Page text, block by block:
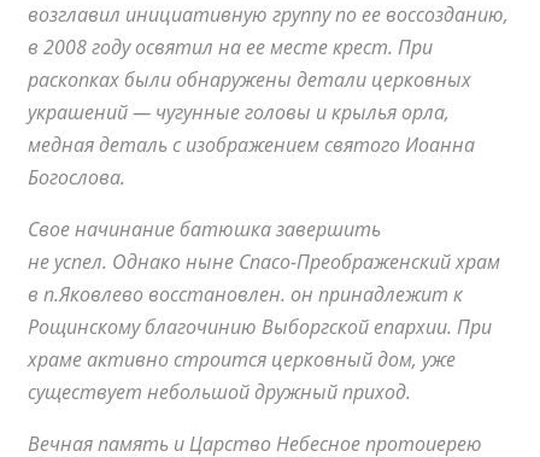
возглавил инициативную группу по ее воссозданию,
в 2008 году освятил на ее месте крест. При
раскопках были обнаружены детали церковных
украшений — чугунные головы и крылья орла,
медная деталь с изображением святого Иоанна
Богослова.
Свое начинание батюшка завершить
не успел. Однако ныне Спасо-Преображенский храм
в п.Яковлево восстановлен. он принадлежит к
Рощинскому благочинию Выборгской епархии. При
храме активно строится церковный дом, уже
существует небольшой дружный приход.
Вечная память и Царство Небесное протоиерею